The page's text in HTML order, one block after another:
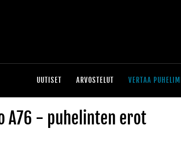
UUTISET ARVOSTELUT VERTAA
A76 - puhelinten erot